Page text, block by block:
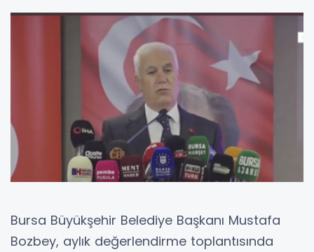
Bursa Büyükşehir Belediye Başkanı Mustafa
Bozbey, aylık değerlendirme toplantısında